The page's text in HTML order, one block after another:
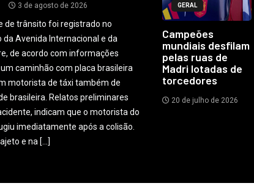
3 de agosto de 2026
de trânsito foi registrado no
Avenida Internacional e da
de acordo com informações
caminhão com placa brasileira
motorista de táxi também de
brasileira. Relatos preliminares
indicam que o motorista do
imediatamente após a colisão.
e na […]
GERAL
Campeões
mundiais desfilam
pelas ruas de
Madri lotadas de
torcedores
20 de julho de 2026